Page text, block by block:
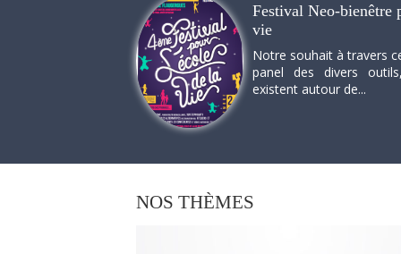
Festival Neo-bienêtre
vie
Notre souhait à travers
panel des divers
existent autour de...
NOS THÈMES